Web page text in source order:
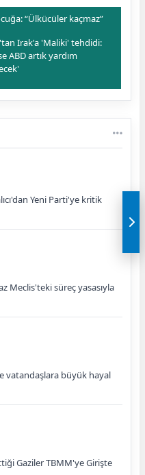
“Ülkücüler kaçmaz”
Irak'a 'Maliki' tehdidi:
ABD artık yardım
Yeni Parti'ye kritik
Meclis'teki süreç yasasıyla
vatandaşlara büyük hayal
Gaziler TBMM'ye Girişte